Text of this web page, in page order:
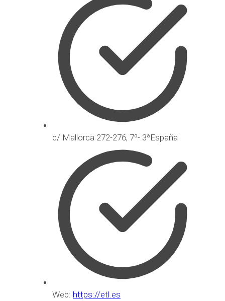
c/ Mallorca 272-276, 7º- 3ªEspaña
Web: https://etl.es